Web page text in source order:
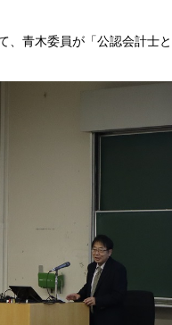
青木委員が「公認会計士